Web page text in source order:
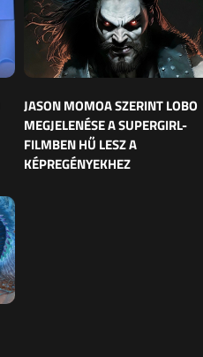
JASON MOMOA SZERINT LOBO
MEGJELENÉSE A SUPERGIRL-
FILMBEN HŰ LESZ A
KÉPREGÉNYEKHEZ